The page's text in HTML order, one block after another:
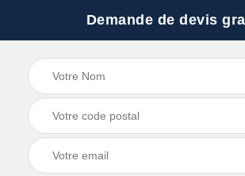
Demande de devis